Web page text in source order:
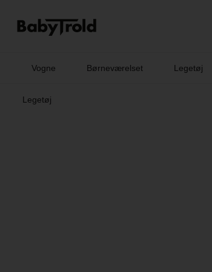
Vogne Børneværelset Legetøj
Legetøj